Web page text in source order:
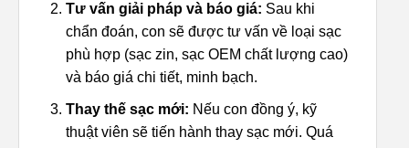
Tư vấn giải pháp và báo giá: Sau khi
chẩn đoán, con sẽ được tư vấn về loại sạc
phù hợp (sạc zin, sạc OEM chất lượng cao)
và báo giá chi tiết, minh bạch.
Thay thế sạc mới: Nếu con đồng ý, kỹ
thuật viên sẽ tiến hành thay sạc mới. Quá